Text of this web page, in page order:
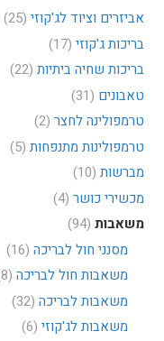
אביזרים וציוד לג'קוזי (25)
בריכות ג'קוזי (17)
בריכות שחיה ביתיות (22)
טאבונים (31)
טרמפולינה לחצר (2)
טרמפולינות מתנפחות (5)
מברשות (10)
מכשירי כושר (4)
משאבות (94)
מסנני חול לבריכה (16)
משאבות חול לבריכה (8)
משאבות לבריכה (32)
משאבות לג'קוזי (6)